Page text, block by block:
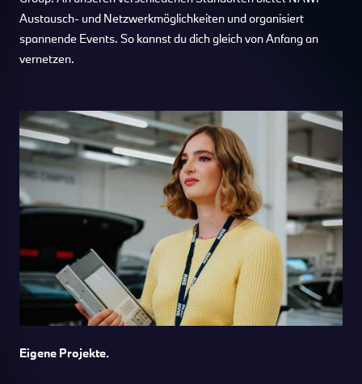
Austausch- und Netzwerkmöglichkeiten und organisiert
spannende Events. So kannst du dich gleich von Anfang an
vernetzen.
Eigene Projekte.